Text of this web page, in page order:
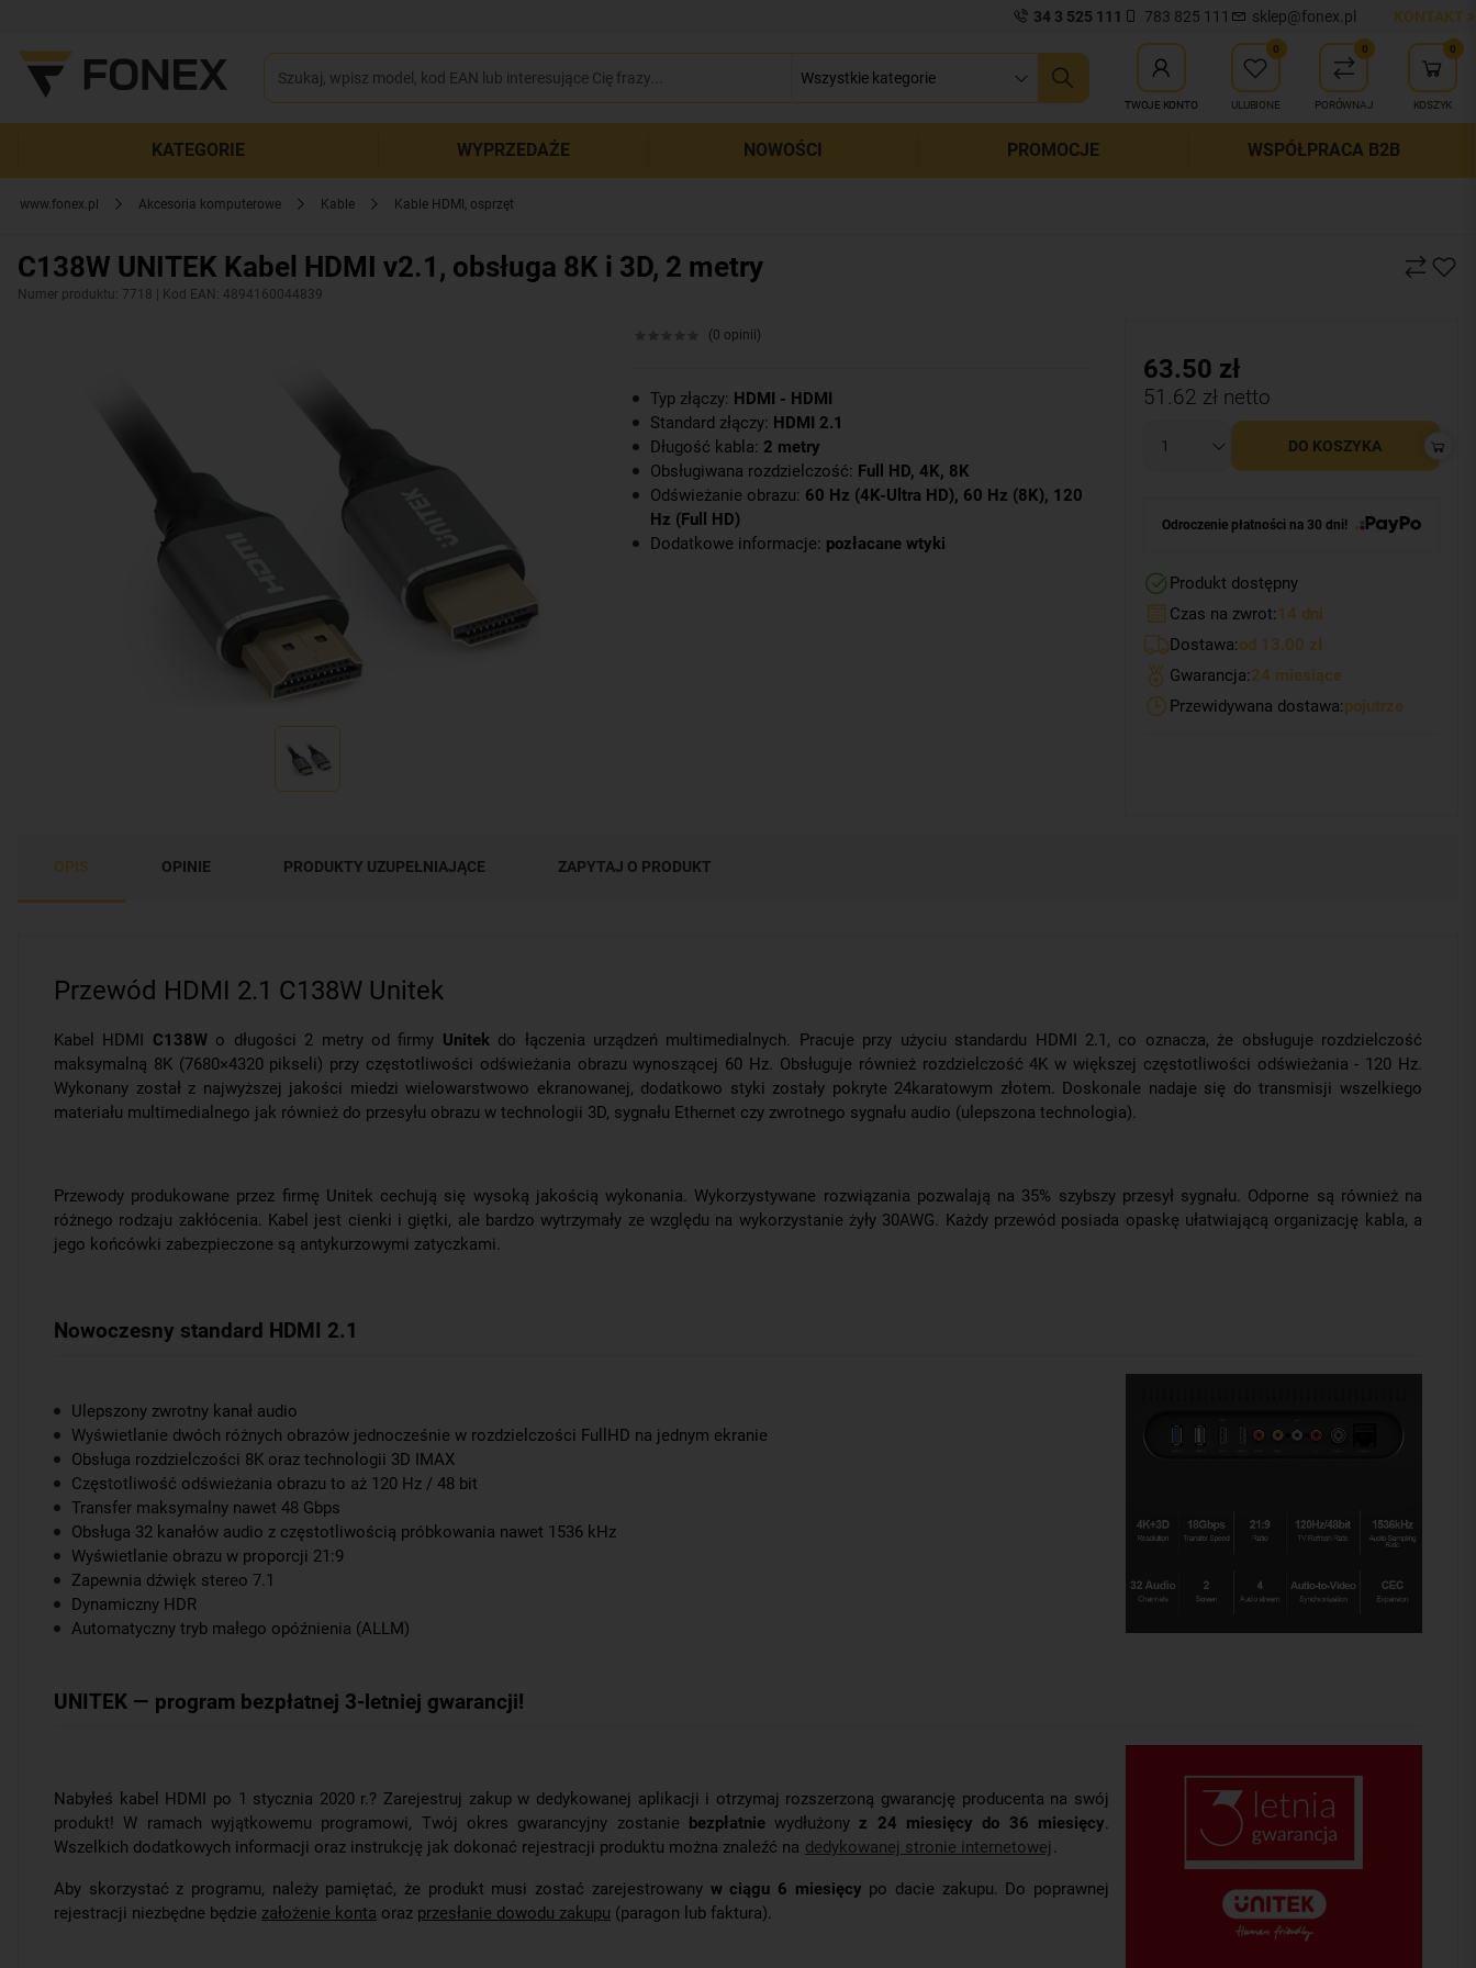
34 3 525 111 783 825 111 sklep@fonex.pl KONTAKT >
zamknij wyszukiwanie
TWOJE KONTO
0
ULUBIONE
0
PORÓWNAJ
0
KOSZYK
KATEGORIE WYPRZEDAŻE NOWOŚCI PROMOCJE WSPÓŁPRACA B2B
www.fonex.pl Akcesoria komputerowe Kable Kable HDMI, osprzęt
C138W UNITEK Kabel HDMI v2.1, obsługa 8K i 3D, 2 metry
Numer produktu: 7718 | Kod EAN: 4894160044839
(0 opinii)
Typ złączy: HDMI - HDMI
Standard złączy: HDMI 2.1
Długość kabla: 2 metry
Obsługiwana rozdzielczość: Full HD, 4K, 8K
Odświeżanie obrazu: 60 Hz (4K-Ultra HD), 60 Hz (8K), 120
Hz (Full HD)
Dodatkowe informacje: pozłacane wtyki
63.50 zł
51.62 zł netto
DO KOSZYKA
Odroczenie płatności na 30 dni!
Produkt dostępny
Czas na zwrot:14 dni
Dostawa:od 13.00 zł
Gwarancja:24 miesiące
Przewidywana dostawa:pojutrze
OPIS OPINIE PRODUKTY UZUPEŁNIAJĄCE ZAPYTAJ O PRODUKT
Przewód HDMI 2.1 C138W Unitek
Kabel HDMI C138Wo długości 2 metry od firmy Unitekdo łączenia urządzeń multimedialnych. Pracuje przy użyciu standardu HDMI 2.1, co oznacza, że obsługuje rozdzielczość
maksymalną 8K (7680×4320 pikseli) przy częstotliwości odświeżania obrazu wynoszącej 60 Hz. Obsługuje również rozdzielczość 4K w większej częstotliwości odświeżania - 120 Hz.
Wykonany został z najwyższej jakości miedzi wielowarstwowo ekranowanej, dodatkowo styki zostały pokryte 24karatowym złotem. Doskonale nadaje się do transmisji wszelkiego
materiału multimedialnego jak również do przesyłu obrazu w technologii 3D, sygnału Ethernet czy zwrotnego sygnału audio (ulepszona technologia).
Przewody produkowane przez firmę Unitek cechują się wysoką jakością wykonania. Wykorzystywane rozwiązania pozwalają na 35% szybszy przesył sygnału. Odporne są również na
różnego rodzaju zakłócenia. Kabel jest cienki i giętki, ale bardzo wytrzymały ze względu na wykorzystanie żyły 30AWG. Każdy przewód posiada opaskę ułatwiającą organizację kabla, a
jego końcówki zabezpieczone są antykurzowymi zatyczkami.
Nowoczesny standard HDMI 2.1
Ulepszony zwrotny kanał audio
Wyświetlanie dwóch różnych obrazów jednocześnie w rozdzielczości FullHD na jednym ekranie
Obsługa rozdzielczości 8K oraz technologii 3D IMAX
Częstotliwość odświeżania obrazu to aż 120 Hz / 48 bit
Transfer maksymalny nawet 48 Gbps
Obsługa 32 kanałów audio z częstotliwością próbkowania nawet 1536 kHz
Wyświetlanie obrazu w proporcji 21:9
Zapewnia dźwięk stereo 7.1
Dynamiczny HDR
Automatyczny tryb małego opóźnienia (ALLM)
UNITEK — program bezpłatnej 3-letniej gwarancji!
Nabyłeś kabel HDMI po 1 stycznia 2020 r.? Zarejestruj zakup w dedykowanej aplikacji i otrzymaj rozszerzoną gwarancję producenta na swój
produkt! W ramach wyjątkowemu programowi, Twój okres gwarancyjny zostanie bezpłatniewydłużony z 24 miesięcy do 36 miesięcy.
Wszelkich dodatkowych informacji oraz instrukcję jak dokonać rejestracji produktu można znaleźć na dedykowanej stronie internetowej .
Aby skorzystać z programu, należy pamiętać, że produkt musi zostać zarejestrowany w ciągu 6 miesięcy po dacie zakupu. Do poprawnej
rejestracji niezbędne będzie założenie konta oraz przesłanie dowodu zakupu (paragon lub faktura).